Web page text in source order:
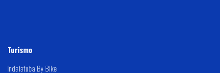
Turismo
Indaiatuba By Bike